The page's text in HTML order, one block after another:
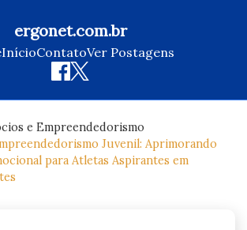
ergonet.com.br
InícioContatoVer Postagens
e Empreendedorismo
Juvenil: Aprimorando
para Atletas Aspirantes em